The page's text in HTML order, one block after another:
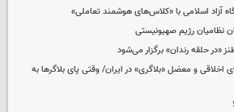
آزاد اسلامی با «کلاس‌های هوشمند تعاملی»
نظامیان رژیم صهیونیستی
حلقه رندان» برگزار می‌شود
اخلاقی و معضل «بلاگری» در ایران/ وقتی پای بلاگرها به